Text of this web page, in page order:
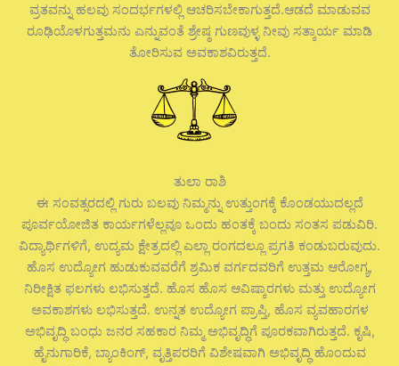
ವ್ರತವನ್ನು ಹಲವು ಸಂದರ್ಭಗಳಲ್ಲಿ ಆಚರಿಸಬೇಕಾಗುತ್ತದೆ.ಆಡದೆ ಮಾಡುವವ
ರೂಢಿಯೊಳಗುತ್ತಮನು ಎನ್ನುವಂತೆ ಶ್ರೇಷ್ಠ ಗುಣವುಳ್ಳ ನೀವು ಸತ್ಕಾರ್ಯ ಮಾಡಿ
ತೋರಿಸುವ ಅವಕಾಶವಿರುತ್ತದೆ.
ತುಲಾ ರಾಶಿ
ಈ ಸಂವತ್ಸರದಲ್ಲಿ ಗುರು ಬಲವು ನಿಮ್ಮನ್ನು ಉತ್ತುಂಗಕ್ಕೆ ಕೊಂಡಯುದಲ್ಲದೆ
ಪೂರ್ವಯೋಜಿತ ಕಾರ್ಯಗಳೆಲ್ಲವೂ ಒಂದು ಹಂತಕ್ಕೆ ಬಂದು ಸಂತಸ ಪಡುವಿರಿ.
ವಿದ್ಯಾರ್ಥಿಗಳಿಗೆ, ಉದ್ಯಮ ಕ್ಷೇತ್ರದಲ್ಲಿ ಎಲ್ಲಾ ರಂಗದಲ್ಲೂ ಪ್ರಗತಿ ಕಂಡುಬರುವುದು.
ಹೊಸ ಉದ್ಯೋಗ ಹುಡುಕುವವರೆಗೆ ಶ್ರಮಿಕ ವರ್ಗದವರಿಗೆ ಉತ್ತಮ ಆರೋಗ್ಯ,
ನಿರೀಕ್ಷಿತ ಫಲಗಳು ಲಭಿಸುತ್ತದೆ. ಹೊಸ ಹೊಸ ಆವಿಷ್ಕಾರಗಳು ಮತ್ತು ಉದ್ಯೋಗ
ಅವಕಾಶಗಳು ಲಭಿಸುತ್ತದೆ. ಉನ್ನತ ಉದ್ಯೋಗ ಪ್ರಾಪ್ತಿ, ಹೊಸ ವ್ಯವಹಾರಗಳ
ಅಭಿವೃದ್ಧಿ ಬಂಧು ಜನರ ಸಹಕಾರ ನಿಮ್ಮ ಅಭಿವೃದ್ಧಿಗೆ ಪೂರಕವಾಗಿರುತ್ತದೆ. ಕೃಷಿ,
ಹೈನುಗಾರಿಕೆ, ಬ್ಯಾಂಕಿಂಗ್, ವೃತ್ತಿಪರರಿಗೆ ವಿಶೇಷವಾಗಿ ಅಭಿವೃದ್ಧಿ ಹೊಂದುವ